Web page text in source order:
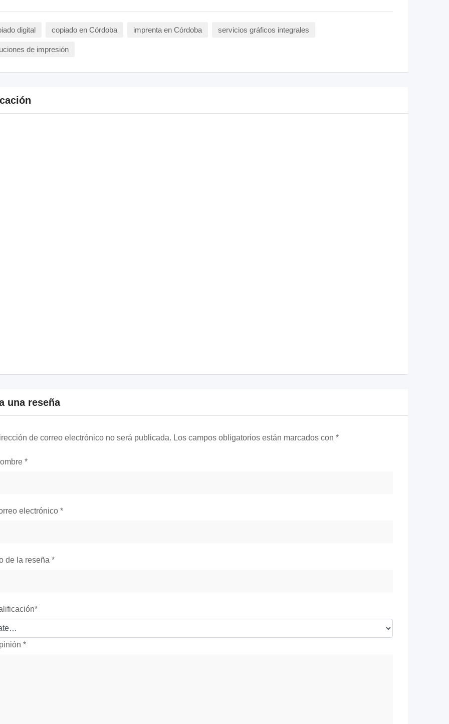
digital copiado en Córdoba imprenta en Córdoba servicios gráficos integrales
de impresión
una reseña
de correo electrónico no será publicada. Los campos obligatorios están marcados con *
*
electrónico *
de la reseña *
*
*